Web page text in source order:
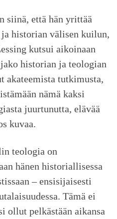
siinä, että hän yrittää
historian välisen kuilun,
kutsui aikoinaan
historian ja teologian
akateemista tutkimusta,
nämä kaksi
juurtunutta, elävää
kuvaa.
teologia on
hänen historiallisessa
– ensisijaisesti
Tämä ei
ollut pelkästään aikansa